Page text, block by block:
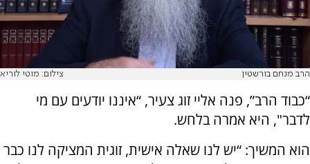
הרב מנחם בורשטין צילום: מוטי לוריא
“כבוד הרב”, פנה אליי זוג צעיר, “איננו יודעים עם מי
לדבר", היא אמרה בלחש.
הוא המשיך: “יש לנו שאלה אישית, זוגית המציקה לנו כבר